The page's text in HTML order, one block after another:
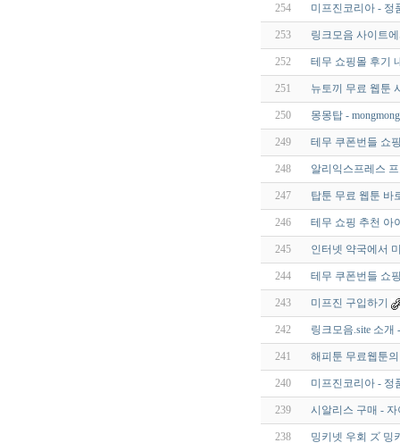
254 미프진코리아 - 정
253 링크모음 사이트
252 테무 쇼핑몰 후기
251 뉴토끼 무료 웹툰
250 몽몽탑 -
249 테무 쿠폰번들 쇼
248 알리익스프레스
247 탑툰 무료 웹툰 바
246 테무 쇼핑 추천 아
245 인터넷 약국에서
244 테무 쿠폰번들 쇼
243 미프진 구입하기
242 링크모음.site 소
241 해피툰 무료웹툰
240 미프진코리아 - 정
239 시알리스 구매 -
238 밍키넷 우회 ズ 밍